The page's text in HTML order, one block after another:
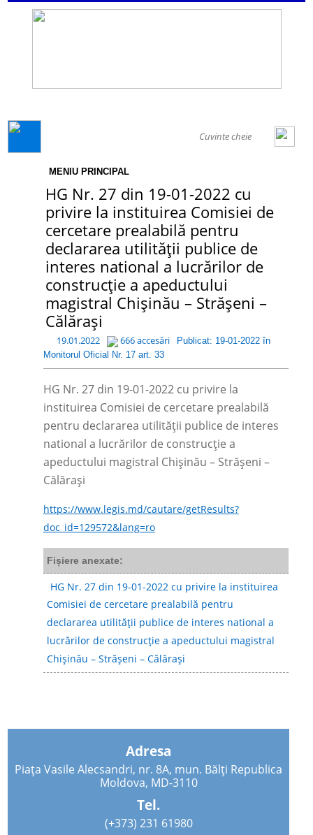
MENIU PRINCIPAL
HG Nr. 27 din 19-01-2022 cu
privire la instituirea Comisiei de
cercetare prealabilă pentru
declararea utilității publice de
interes national a lucrărilor de
construcție a apeductului
magistral Chișinău – Strășeni –
Călărași
19.01.2022 666 accesări
Publicat: 19-01-2022 în
Monitorul Oficial Nr. 17 art. 33
HG Nr. 27 din 19-01-2022 cu privire la
instituirea Comisiei de cercetare prealabilă
pentru declararea utilității publice de interes
national a lucrărilor de construcție a
apeductului magistral Chișinău – Strășeni –
Călărași
https://www.legis.md/cautare/getResults?
doc_id=129572&lang=ro
Fișiere anexate:
HG Nr. 27 din 19-01-2022 cu privire la instituirea
Comisiei de cercetare prealabilă pentru
declararea utilității publice de interes national a
lucrărilor de construcție a apeductului magistral
Chișinău – Strășeni – Călărași
Adresa
Piața Vasile Alecsandri, nr. 8A, mun. Bălți Republica
Moldova, MD-3110
Tel.
(+373) 231 61980